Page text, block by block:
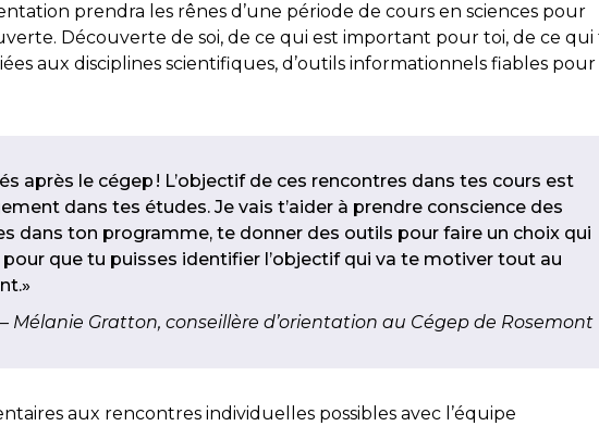
prendra les rênes d’une période de cours en sciences pour
Découverte de soi, de ce qui est important pour toi, de ce qui
aux disciplines scientifiques, d’outils informationnels fiables pour
après le cégep ! L’objectif de ces rencontres dans tes cours est
dans tes études. Je vais t’aider à prendre conscience des
dans ton programme, te donner des outils pour faire un choix qui
que tu puisses identifier l’objectif qui va te motiver tout au
Mélanie Gratton, conseillère d’orientation au Cégep de Rosemont
aux rencontres individuelles possibles avec l’équipe